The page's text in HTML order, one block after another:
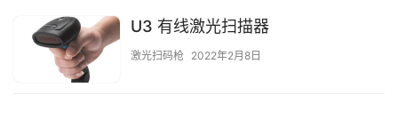
U3 有线激光扫描器
激光扫码枪 2022年2月8日